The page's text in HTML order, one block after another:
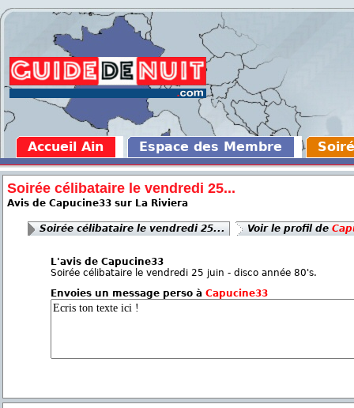
Accueil Ain Espace des Membre
Soirée célibataire le vendredi 25...
Avis de Capucine33 sur La Riviera
Soirée célibataire le vendredi 25... Voir le profil de
L'avis de Capucine33
Soirée célibataire le vendredi 25 juin - disco année 80's.
Envoies un message perso à Capucine33